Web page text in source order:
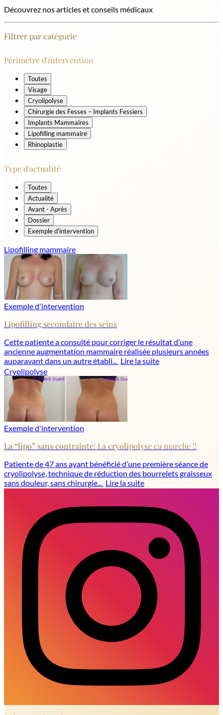
Découvrez nos articles et conseils médicaux
Filtrer par catégorie
Périmètre d'intervention
Toutes
Visage
Cryolipolyse
Chirurgie des Fesses – Implants Fessiers
Implants Mammaires
Lipofilling mammaire
Rhinoplastie
Type d'actualité
Toutes
Actualité
Avant - Après
Dossier
Exemple d'intervention
Lipofilling mammaire
Exemple d'intervention
Lipofilling secondaire des seins
Cette patiente a consulté pour corriger le résultat d’une
ancienne augmentation mammaire réalisée plusieurs années
auparavant dans un autre établi... Lire la suite
Cryolipolyse
Exemple d'intervention
La “lipo” sans contrainte: La cryolipolyse ca marche !!
Patiente de 47 ans ayant bénéficié d’une première séance de
cryolipolyse, technique de réduction des bourrelets graisseux
sans douleur, sans chirurgie... Lire la suite